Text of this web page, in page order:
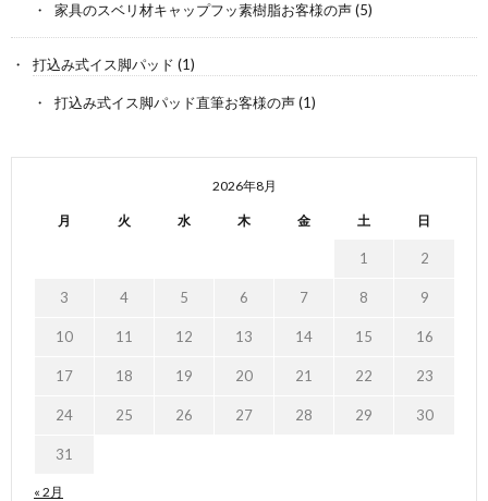
家具のスベリ材キャップフッ素樹脂お客様の声(5)
打込み式イス脚パッド (1)
打込み式イス脚パッド直筆お客様の声(1)
2026年8月
月 火 水 木 金 土 日
« 2月
1 2
3 4 5 6 7 8 9
10 11 12 13 14 15 16
17 18 19 20 21 22 23
24 25 26 27 28 29 30
31